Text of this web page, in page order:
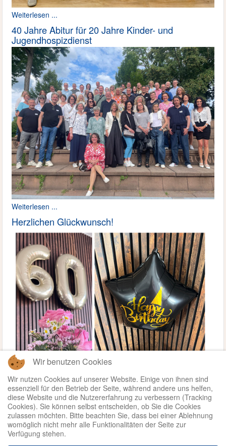
Weiterlesen ...
40 Jahre Abitur für 20 Jahre Kinder- und
Jugendhospizdienst
Weiterlesen ...
Herzlichen Glückwunsch!
Weiterlesen ...
Wir benutzen Cookies
Wir nutzen Cookies auf unserer Website. Einige von ihnen sind
essenziell für den Betrieb der Seite, während andere uns helfen,
diese Website und die Nutzererfahrung zu verbessern (Tracking
Cookies). Sie können selbst entscheiden, ob Sie die Cookies
zulassen möchten. Bitte beachten Sie, dass bei einer Ablehnung
womöglich nicht mehr alle Funktionalitäten der Seite zur
Verfügung stehen.